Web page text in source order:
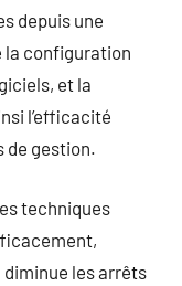
depuis une
la configuration
et la
l’efficacité
de gestion.
techniques
diminue les arrêts